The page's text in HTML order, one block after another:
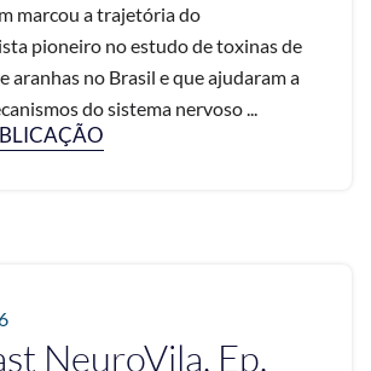
marcou a trajetória do
pioneiro no estudo de toxinas de
aranhas no Brasil e que ajudaram a
do sistema nervoso ...
NeuroVila, Ep.